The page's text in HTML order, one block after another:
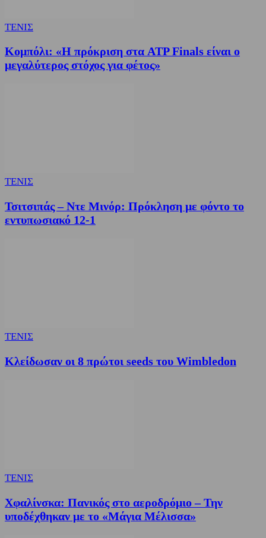
ΤΕΝΙΣ
Κομπόλι: «Η πρόκριση στα ATP Finals είναι ο
μεγαλύτερος στόχος για φέτος»
ΤΕΝΙΣ
Τσιτσιπάς – Ντε Μινόρ: Πρόκληση με φόντο το
εντυπωσιακό 12-1
ΤΕΝΙΣ
Κλείδωσαν οι 8 πρώτοι seeds του Wimbledon
ΤΕΝΙΣ
Χφαλίνσκα: Πανικός στο αεροδρόμιο – Την
υποδέχθηκαν με το «Μάγια Μέλισσα»